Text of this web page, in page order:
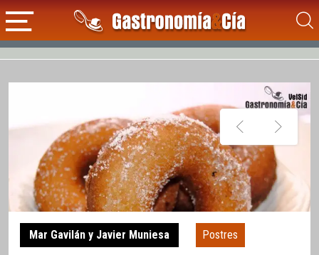
Mar Gavilán y Javier Muniesa Postres